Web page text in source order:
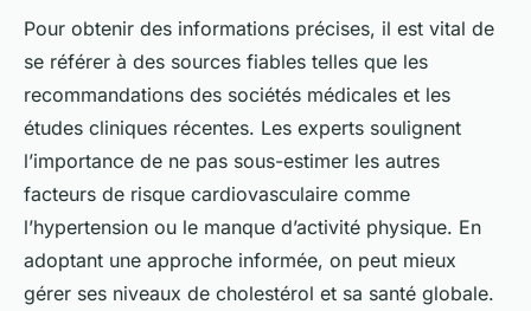
Pour obtenir des informations précises, il est vital de
se référer à des sources fiables telles que les
recommandations des sociétés médicales et les
études cliniques récentes. Les experts soulignent
l’importance de ne pas sous-estimer les autres
facteurs de risque cardiovasculaire comme
l’hypertension ou le manque d’activité physique. En
adoptant une approche informée, on peut mieux
gérer ses niveaux de cholestérol et sa santé globale.